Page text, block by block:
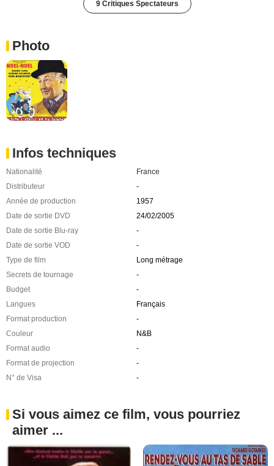
9 Critiques Spectateurs
Photo
Infos techniques
Nationalité
France
Distributeur
-
Année de production
1957
Date de sortie DVD
24/02/2005
Date de sortie Blu-ray
-
Date de sortie VOD
-
Type de film
Long métrage
Secrets de tournage
-
Budget
-
Langues
Français
Format production
-
Couleur
N&B
Format audio
-
Format de projection
-
N° de Visa
-
Si vous aimez ce film, vous pourriez
aimer ...